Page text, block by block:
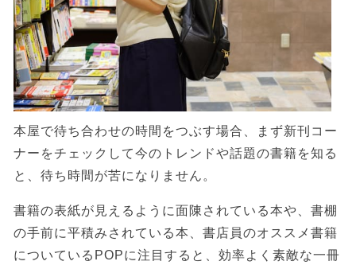
本屋で待ち合わせの時間をつぶす場合、まず新刊コー
ナーをチェックして今のトレンドや話題の書籍を知る
と、待ち時間が苦になりません。
書籍の表紙が見えるように面陳されている本や、書棚
の手前に平積みされている本、書店員のオススメ書籍
についているPOPに注目すると、効率よく素敵な一冊